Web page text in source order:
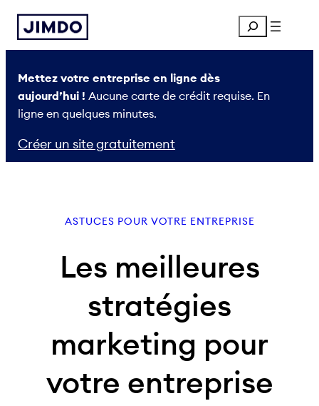
Aller
au
contenu
Search
Mettez votre entreprise en ligne dès
aujourd’hui !Aucune carte de crédit requise. En
ligne en quelques minutes.
Créer un site gratuitement
ASTUCES POUR VOTRE ENTREPRISE
Les meilleures
stratégies
marketing pour
votre entreprise